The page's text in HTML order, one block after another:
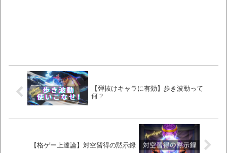
【弾抜けキャラに有効】歩き波動って
何？
【格ゲー上達論】対空習得の黙示録